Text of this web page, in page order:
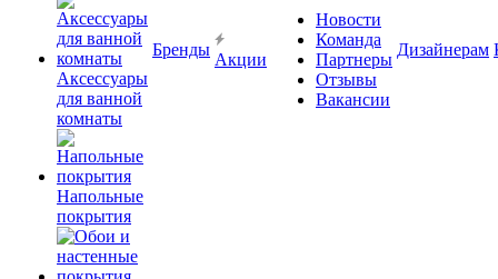
Аксессуары
для ванной
комнаты
Напольные
покрытия
Бренды
Акции
Новости
Команда
Партнеры
Отзывы
Вакансии
Дизайнерам